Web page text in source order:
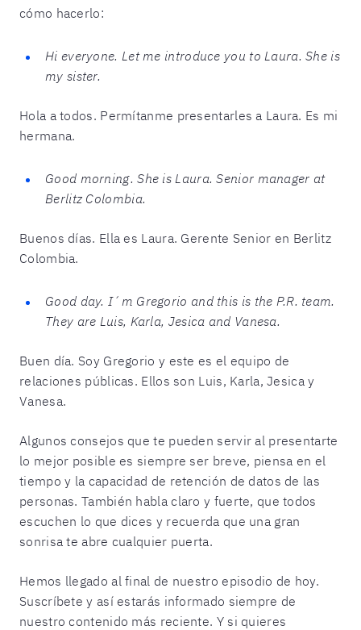
cómo hacerlo:
Hi everyone. Let me introduce you to Laura. She is
my sister.
Hola a todos. Permítanme presentarles a Laura. Es mi
hermana.
Good morning. She is Laura. Senior manager at
Berlitz Colombia.
Buenos días. Ella es Laura. Gerente Senior en Berlitz
Colombia.
Good day. I´m Gregorio and this is the P.R. team.
They are Luis, Karla, Jesica and Vanesa.
Buen día. Soy Gregorio y este es el equipo de
relaciones públicas. Ellos son Luis, Karla, Jesica y
Vanesa.
Algunos consejos que te pueden servir al presentarte
lo mejor posible es siempre ser breve, piensa en el
tiempo y la capacidad de retención de datos de las
personas. También habla claro y fuerte, que todos
escuchen lo que dices y recuerda que una gran
sonrisa te abre cualquier puerta.
Hemos llegado al final de nuestro episodio de hoy.
Suscríbete y así estarás informado siempre de
nuestro contenido más reciente. Y si quieres